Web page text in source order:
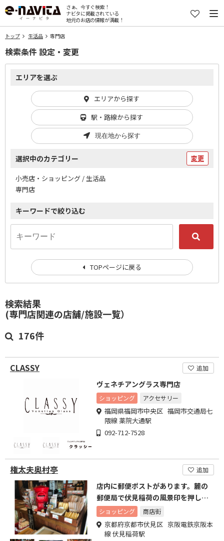
さぁ、今すぐ検索！
ナビタに掲載されている
地元のお店の情報が満載！
トップ 生活品 専門店
検索結果
(専門店関連の店舗/施設一覧）
176件
CLASSY 追加
ヴェネチアングラス専門店
ショッピング アクセサリー
福岡県福岡市中央区 福岡市交通局七
隈線 薬院大通駅
092-712-7528
権太夫奥村亭 追加
店内に郵便ポストがあります。麓の
郵便局で伏見稲荷の風景印を押して
貰える特別な郵便ポストです
ショッピング 商店街
京都府京都市伏見区 京阪電鉄京阪本
線 伏見稲荷駅
検索条件 設定・変更
エリアを選ぶ
エリアから探す
駅・路線から探す
現在地から探す
選択中のカテゴリー 変更
小売店・ショッピング / 生活品
専門店
キーワードで絞り込む
TOPページに戻る